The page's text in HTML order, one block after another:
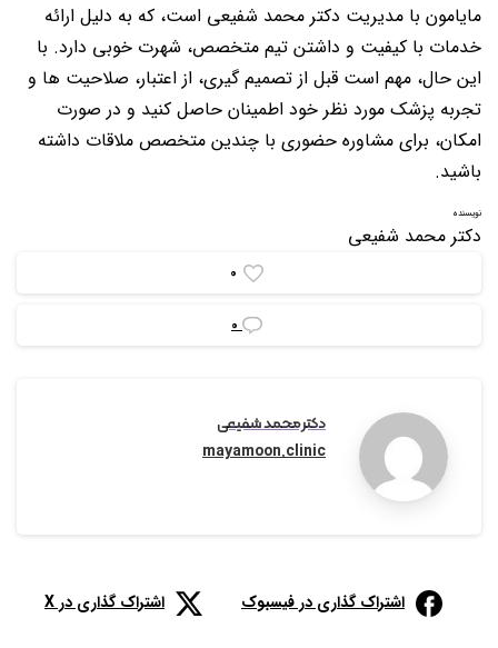
مایامون با مدیریت دکتر محمد شفیعی است، که به دلیل ارائه
خدمات با کیفیت و داشتن تیم متخصص، شهرت خوبی دارد. با
این حال، مهم است قبل از تصمیم گیری، از اعتبار، صلاحیت ها و
تجربه پزشک مورد نظر خود اطمینان حاصل کنید و در صورت
امکان، برای مشاوره حضوری با چندین متخصص ملاقات داشته
باشید.
نویسنده
دکتر محمد شفیعی
0
0
دکتر محمد شفیعی
mayamoon.clinic
اشتراک گذاری در فیسبوک اشتراک گذاری در X